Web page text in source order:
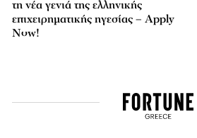
τη νέα γενιά της ελληνικής
επιχειρηματικής ηγεσίας – Apply
Now!